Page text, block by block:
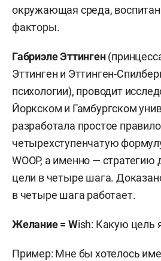
окружающая среда,
факторы.
Габриэле Эттинген
Эттинген и Эттинген-
психологии), проводит
Йоркском и Гамбургском
разработала простое
четырехступенчатую
WOOP, а именно — стратегию
цели в четыре шага.
в четыре шага работает.
Желание = Wish: Какую цель
Пример: Мне бы хотелось